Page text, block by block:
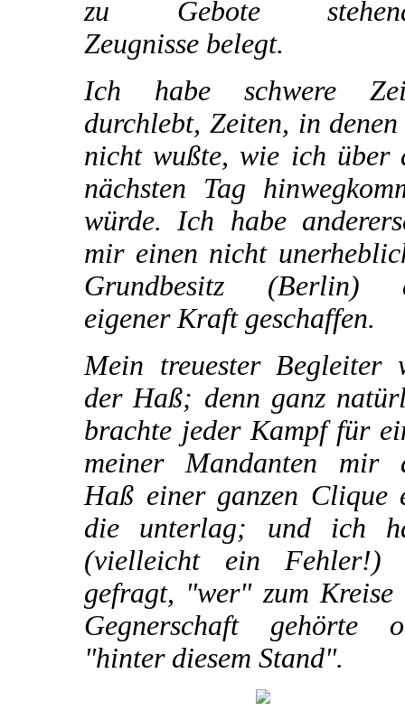
zu Gebote
Zeugnisse belegt.
Ich habe schwere
durchlebt, Zeiten, in
nicht wußte, wie ich über
nächsten Tag
würde. Ich habe
mir einen nicht
Grundbesitz (Berlin)
eigener Kraft geschaffen.
Mein treuester Begleiter
der Haß; denn ganz
brachte jeder Kampf für
meiner Mandanten mir
Haß einer ganzen Clique
die unterlag; und ich
(vielleicht ein Fehler!)
gefragt, "wer" zum Kreise
Gegnerschaft gehörte
"hinter diesem Stand".